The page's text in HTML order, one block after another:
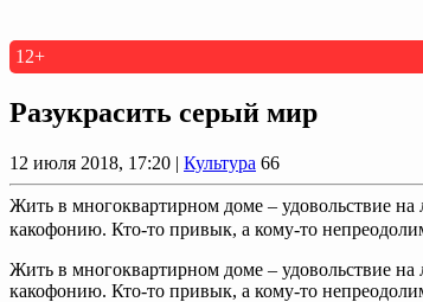
12+
Разукрасить серый мир
12 июля 2018, 17:20 | Культура 66
Жить в многоквартирном доме – удовольствие на
какофонию. Кто-то привык, а кому-то
Жить в многоквартирном доме – удовольствие на
какофонию. Кто-то привык, а кому-то